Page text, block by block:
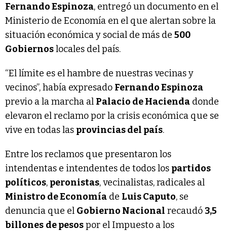
Fernando Espinoza, entregó un documento en el
Ministerio de Economía en el que alertan sobre la
situación económica y social de más de 500
Gobiernoslocales del país.
“El límite es el hambre de nuestras vecinas y
vecinos”, había expresado Fernando Espinoza
previo a la marcha al Palacio de Hacienda donde
elevaron el reclamo por la crisis económica que se
vive en todas las provincias del país.
Entre los reclamos que presentaron los
intendentas e intendentes de todos los partidos
políticos, peronistas, vecinalistas, radicales al
Ministro de Economía de Luis Caputo, se
denuncia que el Gobierno Nacional recaudó3,5
billones de pesospor el Impuesto a los